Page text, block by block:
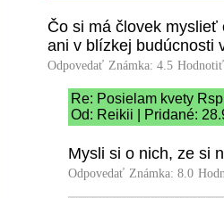
Čo si má človek
ani v blízkej budúcnosti
Odpovedať Známka: 4.5
Re: Posielam kvety
Od: Reikii | Pridané:
Mysli si o nich, ze si
Odpovedať Známka: 8.0